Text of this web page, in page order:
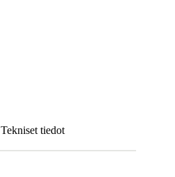
Tekniset tiedot